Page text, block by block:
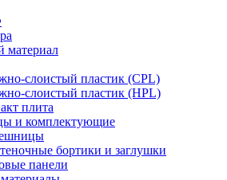
материал
слоистый пластик (CPL)
слоистый пластик (HPL)
плита
и комплектующие
бортики и заглушки
панели